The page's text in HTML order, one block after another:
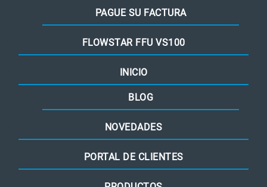
PAGUE SU FACTURA
FLOWSTAR FFU VS100
INICIO
BLOG
NOVEDADES
PORTAL DE CLIENTES